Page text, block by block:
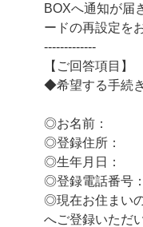
BOXへ通知が届
ードの再設定を
-------------
【ご回答項目】
◆希望する手続
◎お名前：
◎登録住所：
◎生年月日：
◎登録電話番号：
◎現在お住まい
へご登録いただ